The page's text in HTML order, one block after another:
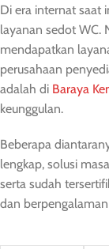
Di era internat saat
layanan sedot WC.
mendapatkan
perusahaan
adalah di Baraya
keunggulan.
Beberapa
lengkap, solusi
serta sudah
dan